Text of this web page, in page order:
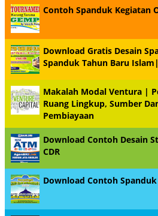
Contoh Spanduk Kegiatan
Download Gratis Desain
Spanduk Tahun Baru
Makalah Modal Ventura |
Ruang Lingkup, Sumber
Pembiayaan
Download Contoh Desain
CDR
Download Contoh